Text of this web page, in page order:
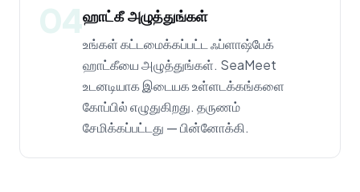
04ஹாட்கீ அழுத்துங்கள்
உங்கள் கட்டமைக்கப்பட்ட ஃப்ளாஷ்பேக்
ஹாட்கீயை அழுத்துங்கள். SeaMeet
உடனடியாக இடையக உள்ளடக்கங்களை
கோப்பில் எழுதுகிறது. தருணம்
சேமிக்கப்பட்டது — பின்னோக்கி.